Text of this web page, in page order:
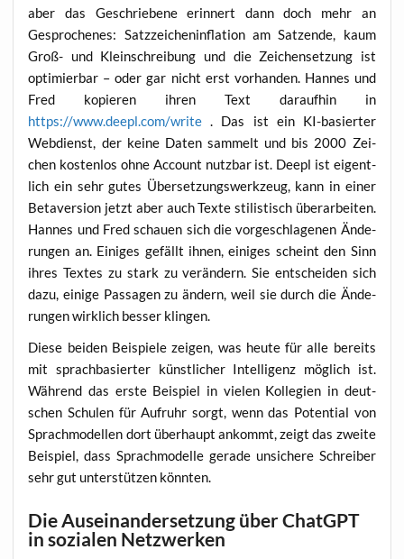
aber das Geschrie­be­ne erin­nert dann doch mehr an
Gespro­che­nes: Satz­zei­chen­in­fla­ti­on am Satz­en­de, kaum
Groß- und Klein­schrei­bung und die Zei­chen­set­zung ist
opti­mier­bar – oder gar nicht erst vor­han­den. Han­nes und
Fred kopie­ren ihren Text dar­auf­hin in
https://www.deepl.com/write . Das ist ein KI-basier­ter
Web­dienst, der kei­ne Daten sam­melt und bis 2000 Zei­
chen kos­ten­los ohne Account nutz­bar ist. Deepl ist eigent­
lich ein sehr gutes Über­set­zungs­werk­zeug, kann in einer
Beta­ver­si­on jetzt aber auch Tex­te sti­lis­tisch über­ar­bei­ten.
Han­nes und Fred schau­en sich die vor­ge­schla­ge­nen Ände­
run­gen an. Eini­ges gefällt ihnen, eini­ges scheint den Sinn
ihres Tex­tes zu stark zu ver­än­dern. Sie ent­schei­den sich
dazu, eini­ge Pas­sa­gen zu ändern, weil sie durch die Ände­
run­gen wirk­lich bes­ser klingen.
Die­se bei­den Bei­spie­le zei­gen, was heu­te für alle bereits
mit sprach­ba­sier­ter künst­li­cher Intel­li­genz mög­lich ist.
Wäh­rend das ers­te Bei­spiel in vie­len Kol­le­gi­en in deut­
schen Schu­len für Auf­ruhr sorgt, wenn das Poten­ti­al von
Sprach­mo­del­len dort über­haupt ankommt, zeigt das zwei­te
Bei­spiel, dass Sprach­mo­del­le gera­de unsi­che­re Schrei­ber
sehr gut unter­stüt­zen könnten.
Die Auseinandersetzung über ChatGPT
in sozialen Netzwerken